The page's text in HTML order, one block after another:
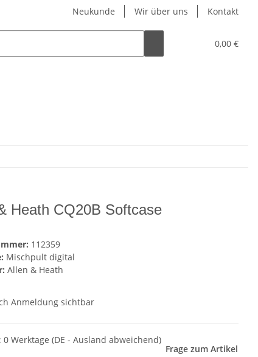
Neukunde Wir über uns Kontakt
0,00 €
Heath CQ20B Softcase
112359
Mischpult digital
Allen & Heath
Anmeldung sichtbar
0 Werktage (DE - Ausland abweichend)
Frage zum Artikel